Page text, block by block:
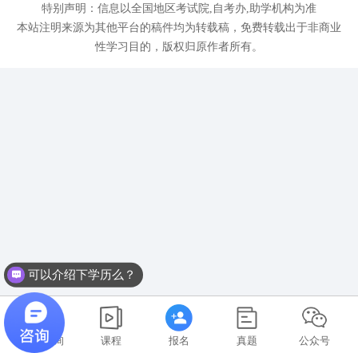
特别声明：信息以全国地区考试院,自考办,助学机构为准
本站注明来源为其他平台的稿件均为转载稿，免费转载出于非商业
性学习目的，版权归原作者所有。
在线咨询 课程 报名 真题 公众号
可以介绍下学历么？